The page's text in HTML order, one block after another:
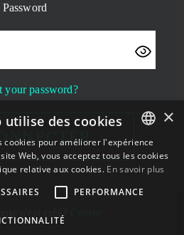
Password
your password?
n'est créé?
ENGLISH
×
utilise des cookies
cookies pour améliorer l'expérience
Web, vous acceptez tous les cookies
relative aux cookies. En savoir plus
PERFORMANCE